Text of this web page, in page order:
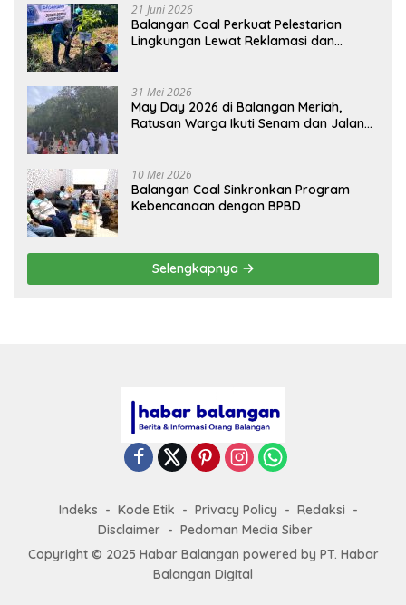
21 Juni 2026
Balangan Coal Perkuat Pelestarian
Lingkungan Lewat Reklamasi dan
31 Mei 2026
May Day 2026 di Balangan Meriah,
Ratusan Warga Ikuti Senam dan Jalan
10 Mei 2026
Balangan Coal Sinkronkan Program
Kebencanaan dengan BPBD
Selengkapnya
Indeks Kode Etik Privacy Policy
Redaksi
Disclaimer
Pedoman Media Siber
Copyright © 2025 Habar Balangan powered by PT. Habar
Balangan Digital